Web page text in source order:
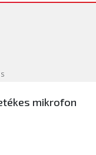
mikrofon